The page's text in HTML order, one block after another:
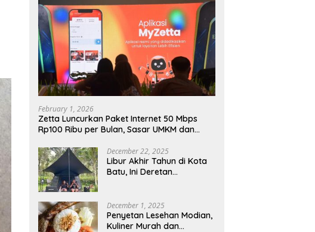
February 1, 2026
Zetta Luncurkan Paket Internet 50 Mbps
Rp100 Ribu per Bulan, Sasar UMKM dan
December 22, 2025
Libur Akhir Tahun di Kota
Batu, Ini Deretan
December 1, 2025
Penyetan Lesehan Modian,
Kuliner Murah dan